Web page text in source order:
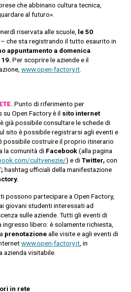
che abbinano cultura tecnica,
al futuro».
riservata alle scuole, le 50
– che sta registrando il tutto esaurito in
appuntamento a domenica
Per scoprire le aziende e il
www.open-factory.it
Punto di riferimento per
Open Factory è il sito internet
è già possibile consultare le schede di
sito è possibile registrarsi agli eventi e
possibile costruire il proprio itinerario
la comunità di Facebook(alla pagina
cultvenezie/) e diTwitter, con
hashtag ufficiali della manifestazione
possono partecipare a Open Factory,
giovani studenti interessati ad
sulle aziende. Tutti gli eventi di
libero: è solamente richiesta,
prenotazionealle visite e agli eventi di
www.open-factory.it , in
azienda visitabile.
in rete